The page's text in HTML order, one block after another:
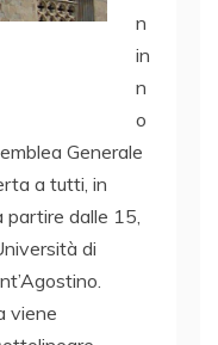
n
in
n
o
Generale
a tutti, in
partire dalle 15,
di
viene